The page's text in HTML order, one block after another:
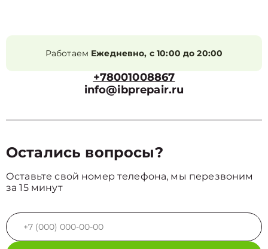
Работаем Ежедневно, с 10:00 до 20:00
+78001008867
info@ibprepair.ru
Остались вопросы?
Оставьте свой номер телефона, мы перезвоним
за 15 минут